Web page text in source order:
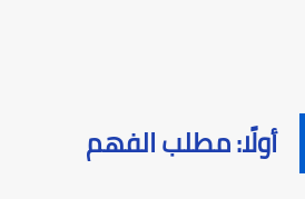
أولًا: مطلب الفهم